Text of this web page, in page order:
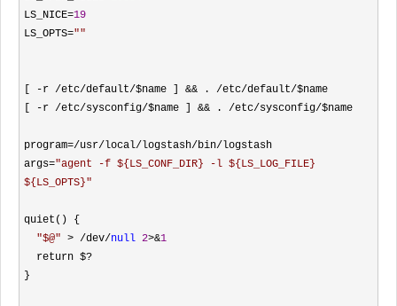
LS_NICE=19
LS_OPTS=""
-r /etc/default/$name ] && . /etc/default/$name
-r /etc/sysconfig/$name ] && . /etc/sysconfig/$name
program=/usr/local/logstash/bin/ logstash
args="agent -f ${LS_CONF_DIR} -l ${LS_LOG_FILE}
${LS_OPTS}"
quiet() {
"$@" > /dev/null 2>&1
  return $
?
}